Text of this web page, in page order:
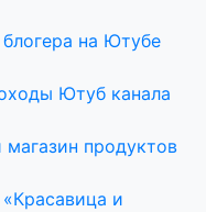
на Ютубе
Ютуб канала
магазин продуктов
«Красавица и